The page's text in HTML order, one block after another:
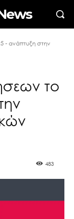
- ανάπτυξη στην
το
483